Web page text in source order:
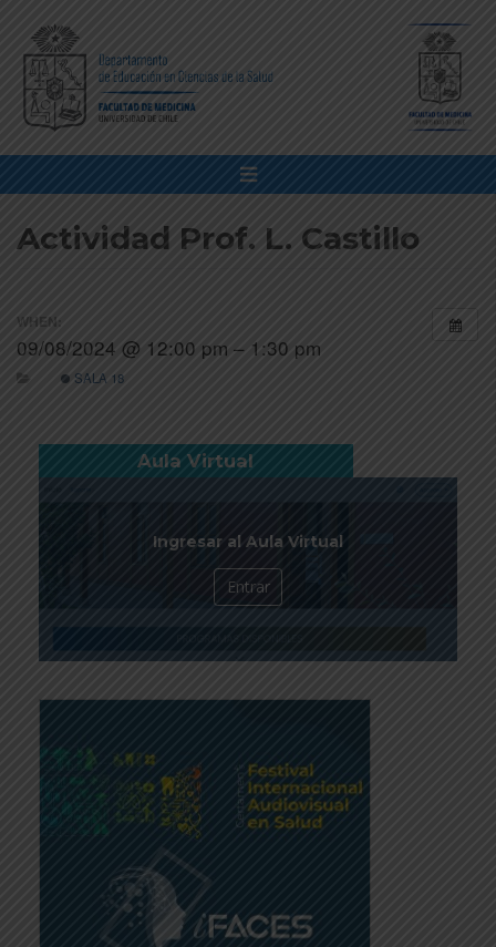
Actividad Prof. L. Castillo
WHEN:
09/08/2024 @ 12:00 pm – 1:30 pm
SALA 18
Aula Virtual
Ingresar al Aula Virtual
Entrar